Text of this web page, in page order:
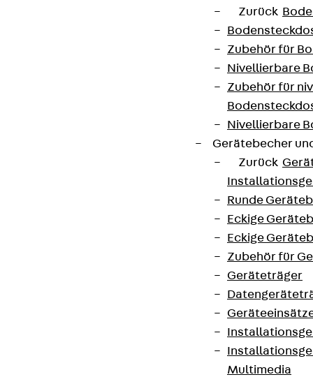
Zurück
Zubehör für
Nivellierbare
Zubehör für
Nivellierbare
Gerätebecher
Zurück
Runde
Eckige
Eckige
Zubehör für
Geräteträger
Multimedia